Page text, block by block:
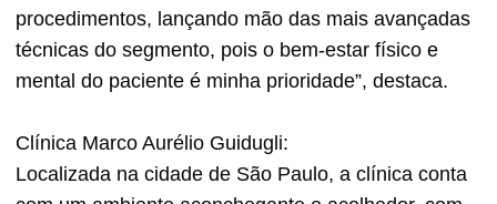
procedimentos, lançando mão das mais avançadas
técnicas do segmento, pois o bem-estar físico e
mental do paciente é minha prioridade”, destaca.
Clínica Marco Aurélio Guidugli:
Localizada na cidade de São Paulo, a clínica conta